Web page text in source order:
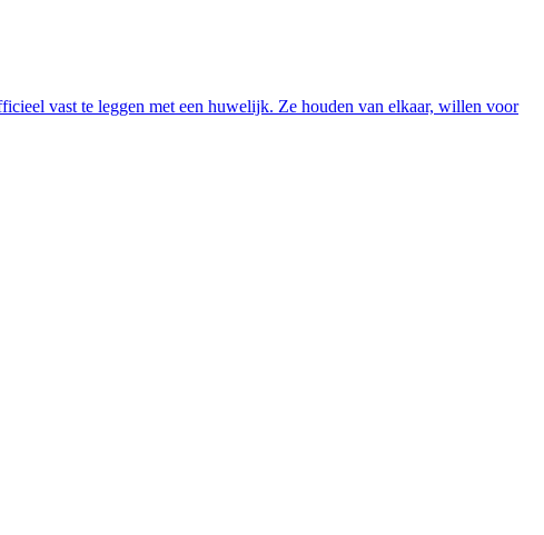
vast te leggen met een huwelijk. Ze houden van elkaar, willen voor